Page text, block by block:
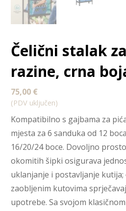
Čelični stalak
razine, crna
75,00 €
(PDV uključen)
Kompatibilno s gajbama za
mjesta za 6 sanduka od 12
16/20/24 boce. Dovoljno
okomitih šipki osigurava
uklanjanje i postavljanje
zaobljenim kutovima
upotrebe. Sa svojom